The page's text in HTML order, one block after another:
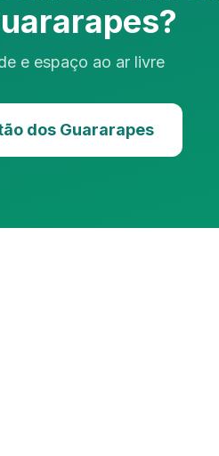
e espaço ao ar livre
dos Guararapes